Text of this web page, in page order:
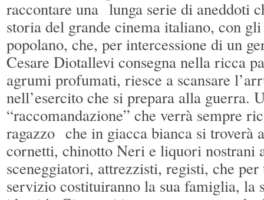
raccontare una lunga serie di aneddoti
storia del grande cinema italiano, con
popolano, che, per intercessione di un
Cesare Diotallevi consegna nella ricca
agrumi profumati, riesce a scansare
nell’esercito che si prepara alla guerra.
“raccomandazione” che verrà sempre
ragazzo che in giacca bianca si troverà
cornetti, chinotto Neri e liquori nostrani
sceneggiatori, attrezzisti, registi, che
servizio costituiranno la sua famiglia, la